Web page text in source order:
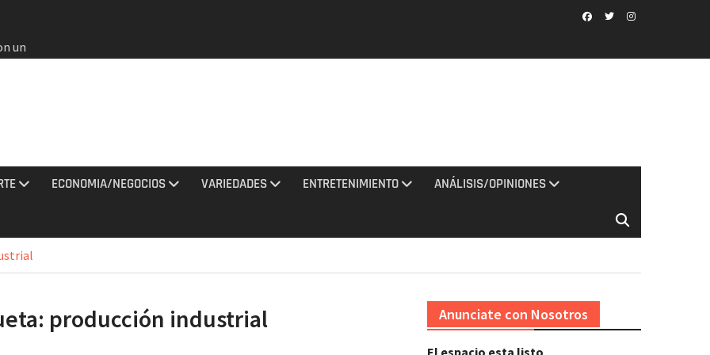
un
en
a
ECONOMIA/NEGOCIOS VARIEDADES ENTRETENIMIENTO ANÁLISIS/OPINIONES
producción industrial Anunciate con Nosotros
El espacio esta listo